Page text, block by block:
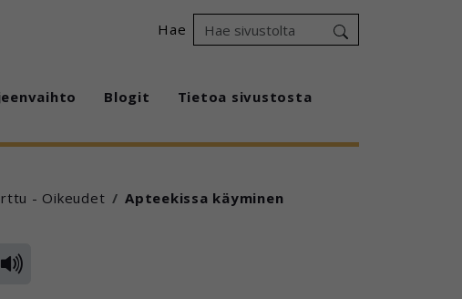
Hae
Blogit Tietoa sivustosta
- Oikeudet Apteekissa käyminen